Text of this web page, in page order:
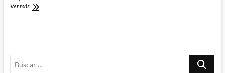
Ver másWing
por
Buscar